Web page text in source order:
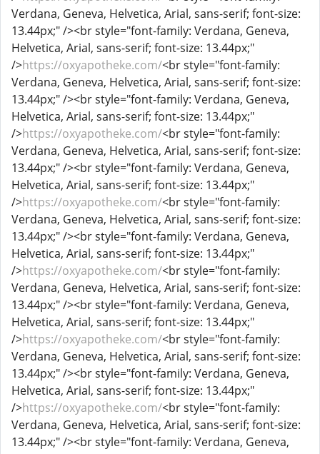
Verdana, Geneva, Helvetica, Arial, sans-serif; font-size:
13.44px;" /><br style="font-family: Verdana, Geneva,
Helvetica, Arial, sans-serif; font-size: 13.44px;"
/>https://oxyapotheke.com/<br style="font-family:
Verdana, Geneva, Helvetica, Arial, sans-serif; font-size:
13.44px;" /><br style="font-family: Verdana, Geneva,
Helvetica, Arial, sans-serif; font-size: 13.44px;"
/>https://oxyapotheke.com/<br style="font-family:
Verdana, Geneva, Helvetica, Arial, sans-serif; font-size:
13.44px;" /><br style="font-family: Verdana, Geneva,
Helvetica, Arial, sans-serif; font-size: 13.44px;"
/>https://oxyapotheke.com/<br style="font-family:
Verdana, Geneva, Helvetica, Arial, sans-serif; font-size:
13.44px;" /><br style="font-family: Verdana, Geneva,
Helvetica, Arial, sans-serif; font-size: 13.44px;"
/>https://oxyapotheke.com/<br style="font-family:
Verdana, Geneva, Helvetica, Arial, sans-serif; font-size:
13.44px;" /><br style="font-family: Verdana, Geneva,
Helvetica, Arial, sans-serif; font-size: 13.44px;"
/>https://oxyapotheke.com/<br style="font-family:
Verdana, Geneva, Helvetica, Arial, sans-serif; font-size:
13.44px;" /><br style="font-family: Verdana, Geneva,
Helvetica, Arial, sans-serif; font-size: 13.44px;"
/>https://oxyapotheke.com/<br style="font-family:
Verdana, Geneva, Helvetica, Arial, sans-serif; font-size:
13.44px;" /><br style="font-family: Verdana, Geneva,